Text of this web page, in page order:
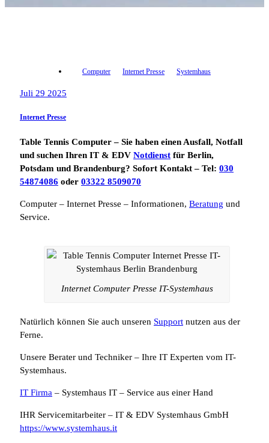
Computer Internet Presse Systemhaus
Juli 29 2025
Internet Presse
Table Tennis Computer – Sie haben einen Ausfall, Notfall
und suchen Ihren IT & EDV Notdienst für Berlin,
Potsdam und Brandenburg? Sofort Kontakt – Tel: 030
54874086 oder 03322 8509070
Computer – Internet Presse – Informationen, Beratung und
Service.
Internet Computer Presse IT-Systemhaus
Natürlich können Sie auch unseren Support nutzen aus der
Ferne.
Unsere Berater und Techniker – Ihre IT Experten vom IT-
Systemhaus.
IT Firma – Systemhaus IT – Service aus einer Hand
IHR Servicemitarbeiter – IT & EDV Systemhaus GmbH
https://www.systemhaus.it